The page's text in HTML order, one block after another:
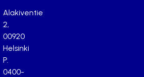
Alakiventie
2,
00920
Helsinki
P.
0400-